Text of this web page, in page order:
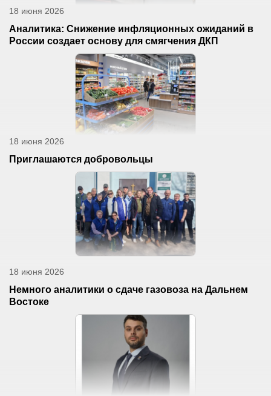
18 июня 2026
Аналитика: Снижение инфляционных ожиданий в
России создает основу для смягчения ДКП
18 июня 2026
Приглашаются добровольцы
18 июня 2026
Немного аналитики о сдаче газовоза на Дальнем
Востоке